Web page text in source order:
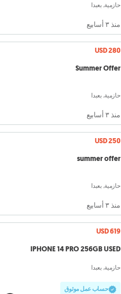
حازمية, بعبدا
منذ ٣ أسابيع
USD 280
Summer Offer
حازمية, بعبدا
منذ ٣ أسابيع
USD 250
summer offer
حازمية, بعبدا
منذ ٣ أسابيع
USD 619
IPHONE 14 PRO 256GB USED
حازمية, بعبدا
حساب عمل موثوق